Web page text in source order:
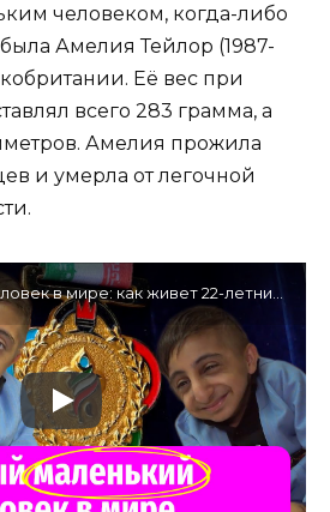
человеком, когда-либо
Амелия Тейлор (1987-
Её вес при
всего 283 грамма, а
Амелия прожила
и умерла от легочной